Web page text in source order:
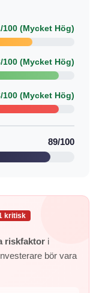
100 (Mycket Hög)
100 (Mycket Hög)
100 (Mycket Hög)
89/100
kritisk
riskfaktor i
bör vara